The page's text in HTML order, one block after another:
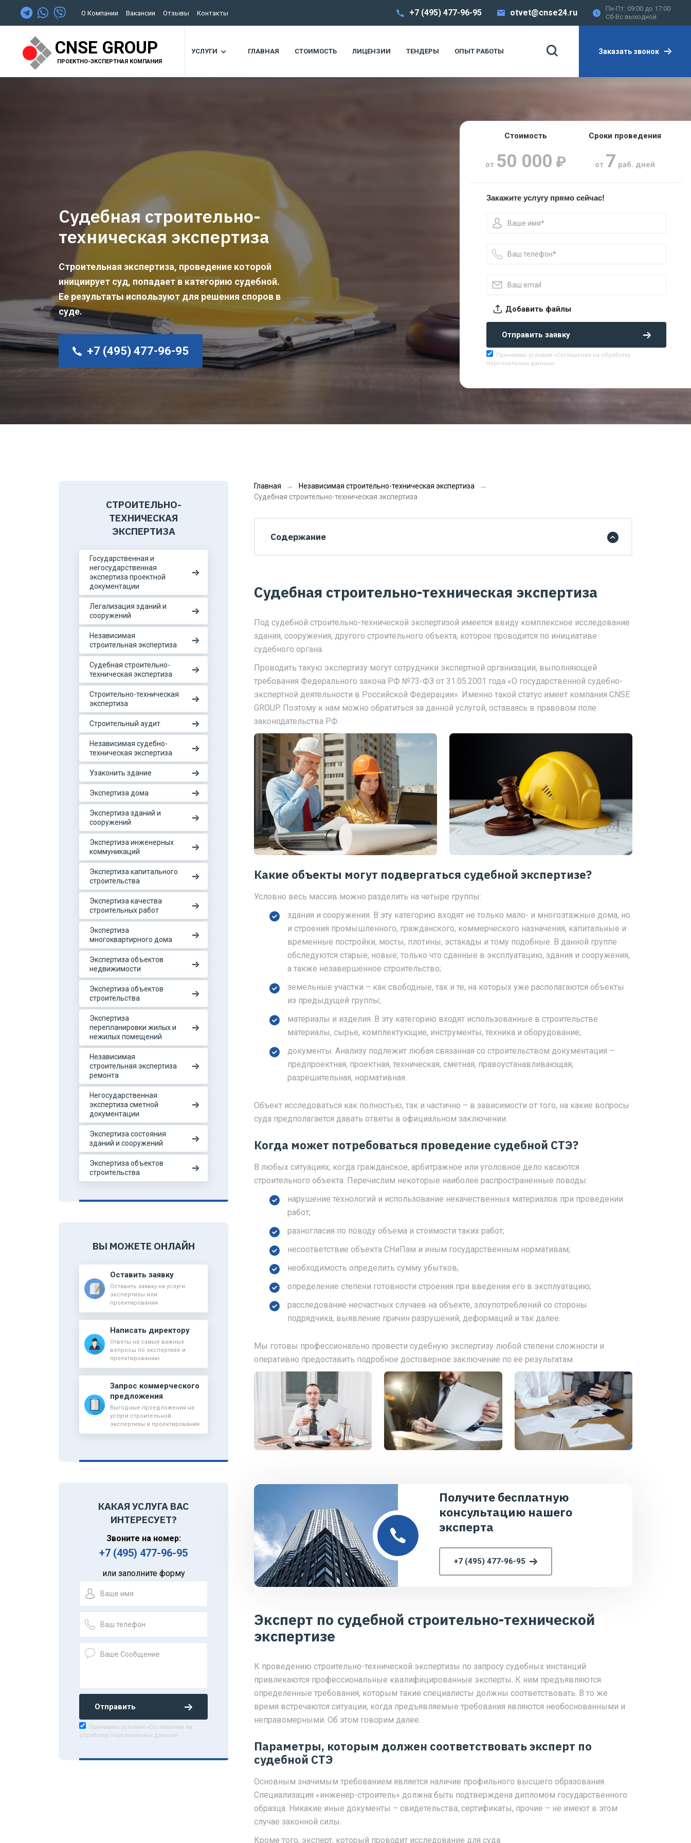
О Компании Вакансии Отзывы Контакты +7 (495) 477-96-95 otvet@cnse24.ru
Пн-Пт: 09:00 до 17:00
Сб-Вс выходной
CNSE GROUP
ПРОЕКТНО-ЭКСПЕРТНАЯ КОМПАНИЯ
УСЛУГИ ГЛАВНАЯ СТОИМОСТЬ ЛИЦЕНЗИИ ТЕНДЕРЫ ОПЫТ РАБОТЫ Заказать звонок
Судебная строительно-
техническая экспертиза
Строительная экспертиза, проведение которой
инициирует суд, попадает в категорию судебной.
Ее результаты используют для решения споров в
суде.
+7 (495) 477-96-95
Стоимость
от 50 000 ₽
Сроки проведения
от 7 раб. дней
Закажите услугу прямо сейчас!
Добавить файлы
Отправить заявку
Принимаю условия «Соглашения на обработку
персональных данных»
СТРОИТЕЛЬНО-
ТЕХНИЧЕСКАЯ
ЭКСПЕРТИЗА
Государственная и
негосударственная
экспертиза проектной
документации
Легализация зданий и
сооружений
Независимая
строительная экспертиза
Судебная строительно-
техническая экспертиза
Строительно-техническая
экспертиза
Строительный аудит
Независимая судебно-
техническая экспертиза
Узаконить здание
Экспертиза дома
Экспертиза зданий и
сооружений
Экспертиза инженерных
коммуникаций
Экспертиза капитального
строительства
Экспертиза качества
строительных работ
Экспертиза
многоквартирного дома
Экспертиза объектов
недвижимости
Экспертиза объектов
строительства
Экспертиза
перепланировки жилых и
нежилых помещений
Независимая
строительная экспертиза
ремонта
Негосударственная
экспертиза сметной
документации
Экспертиза состояния
зданий и сооружений
Экспертиза объектов
строительства
ВЫ МОЖЕТЕ ОНЛАЙН
Оставить заявку
Оставить заявку на услуги
экспертизы или
проектирования
Написать директору
Ответы на самые важные
вопросы по экспертизе и
проектированию
Запрос коммерческого
предложения
Выгодные проедложения на
услуги строительной
экспертизы и проектирования
КАКАЯ УСЛУГА ВАС
ИНТЕРЕСУЕТ?
Звоните на номер:
+7 (495) 477-96-95
или заполните форму
Отправить
Принимаю условия «Соглашения на
обработку персональных данных»
Главная
Независимая строительно-техническая экспертиза
Судебная строительно-техническая экспертиза
Содержание
Судебная строительно-техническая экспертиза
Под судебной строительно-технической экспертизой имеется ввиду комплексное исследование
здания, сооружения, другого строительного объекта, которое проводится по инициативе
судебного органа.
Проводить такую экспертизу могут сотрудники экспертной организации, выполняющей
требования Федерального закона РФ №73-ФЗ от 31.05.2001 года «О государственной судебно-
экспертной деятельности в Российской Федерации». Именно такой статус имеет компания CNSE
GROUP. Поэтому к нам можно обратиться за данной услугой, оставаясь в правовом поле
законодательства РФ.
Какие объекты могут подвергаться судебной экспертизе?
Условно весь массив можно разделить на четыре группы:
здания и сооружения. В эту категорию входят не только мало- и многоэтажные дома, но
и строения промышленного, гражданского, коммерческого назначения, капитальные и
временные постройки, мосты, плотины, эстакады и тому подобные. В данной группе
обследуются старые, новые, только что сданные в эксплуатацию, здания и сооружения,
а также незавершенное строительство;
земельные участки – как свободные, так и те, на которых уже располагаются объекты
из предыдущей группы;
материалы и изделия. В эту категорию входят использованные в строительстве
материалы, сырье, комплектующие, инструменты, техника и оборудование;
документы. Анализу подлежит любая связанная со строительством документация –
предпроектная, проектная, техническая, сметная, правоустанавливающая,
разрешительная, нормативная.
Объект исследоваться как полностью, так и частично – в зависимости от того, на какие вопросы
суда предполагается давать ответы в официальном заключении.
Когда может потребоваться проведение судебной СТЭ?
В любых ситуациях, когда гражданское, арбитражное или уголовное дело касаются
строительного объекта. Перечислим некоторые наиболее распространенные поводы:
нарушение технологий и использование некачественных материалов при проведении
работ;
разногласия по поводу объема и стоимости таких работ;
несоответствие объекта СНиПам и иным государственным нормативам;
необходимость определить сумму убытков;
определение степени готовности строения при введении его в эксплуатацию;
расследование несчастных случаев на объекте, злоупотреблений со стороны
подрядчика, выявление причин разрушений, деформаций и так далее.
Мы готовы профессионально провести судебную экспертизу любой степени сложности и
оперативно предоставить подробное достоверное заключение по ее результатам.
Получите бесплатную
консультацию нашего
эксперта
+7 (495) 477-96-95
Эксперт по судебной строительно-технической
экспертизе
К проведению строительно-технической экспертизы по запросу судебных инстанций
привлекаются профессиональные квалифицированные эксперты. К ним предъявляются
определенные требования, которым такие специалисты должны соответствовать. В то же
время встречаются ситуации, когда предъявляемые требования являются необоснованными и
неправомерными. Об этом говорим далее.
Параметры, которым должен соответствовать эксперт по
судебной СТЭ
Основным значимым требованием является наличие профильного высшего образования.
Специализация «инженер-строитель» должна быть подтверждена дипломом государственного
образца. Никакие иные документы – свидетельства, сертификаты, прочие – не имеют в этом
случае законной силы.
Кроме того, эксперт, который проводит исследование для суда: